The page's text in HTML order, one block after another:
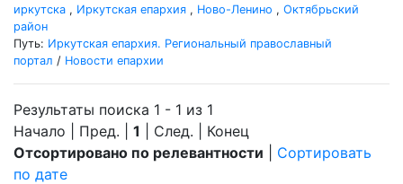
иркутска , Иркутская епархия , Ново-Ленино , Октябрьский
район
Путь: Иркутская епархия. Региональный православный
портал / Новости епархии
Результаты поиска 1 - 1 из 1
Начало | Пред. | 1 | След. | Конец
Отсортировано по релевантности
Сортировать
по дате